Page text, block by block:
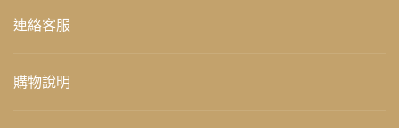
連絡客服
購物說明